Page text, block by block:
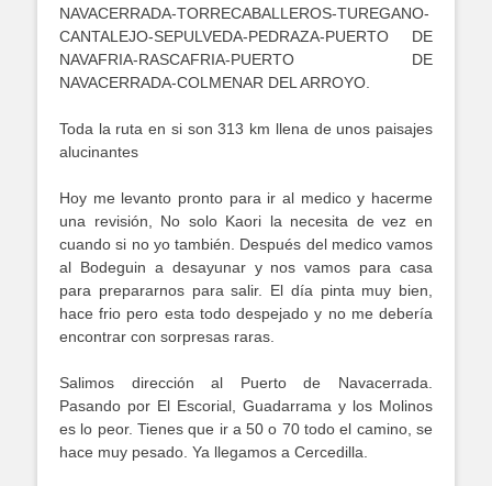
NAVACERRADA-TORRECABALLEROS-TUREGANO-
CANTALEJO-SEPULVEDA-PEDRAZA-PUERTO DE
NAVAFRIA-RASCAFRIA-PUERTO DE
NAVACERRADA-COLMENAR DEL ARROYO.
Toda la ruta en si son 313 km llena de unos paisajes
alucinantes
Hoy me levanto pronto para ir al medico y hacerme
una revisión, No solo Kaori la necesita de vez en
cuando si no yo también. Después del medico vamos
al Bodeguin a desayunar y nos vamos para casa
para prepararnos para salir. El día pinta muy bien,
hace frio pero esta todo despejado y no me debería
encontrar con sorpresas raras.
Salimos dirección al Puerto de Navacerrada.
Pasando por El Escorial, Guadarrama y los Molinos
es lo peor. Tienes que ir a 50 o 70 todo el camino, se
hace muy pesado. Ya llegamos a Cercedilla.